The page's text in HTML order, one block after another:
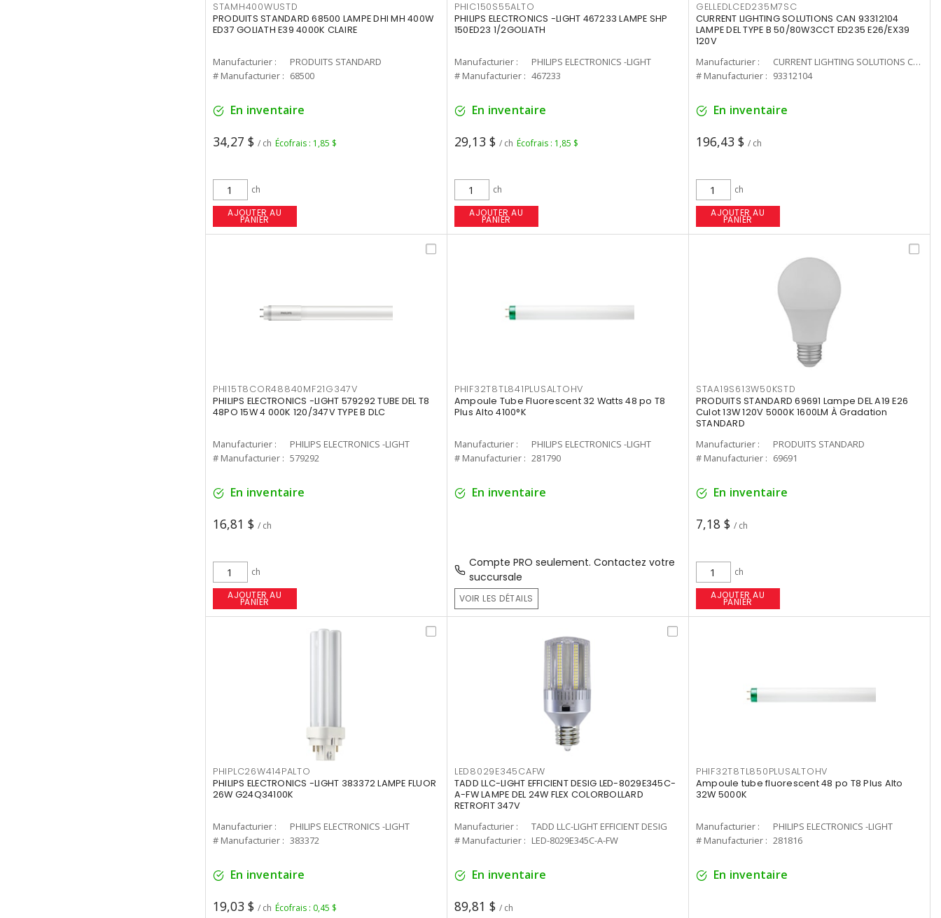
STAMH400WUSTD
PRODUITS STANDARD 68500 LAMPE DHI MH 400W
ED37 GOLIATH E39 4000K CLAIRE
Manufacturier :
PRODUITS STANDARD
# Manufacturier : 68500
En inventaire
34,27 $ / ch Écofrais : 1,85 $
ch
AJOUTER AU
PANIER
PHIC150S55ALTO
PHILIPS ELECTRONICS -LIGHT 467233 LAMPE SHP
150ED23 1/2GOLIATH
Manufacturier :
PHILIPS ELECTRONICS -LIGHT
# Manufacturier : 467233
En inventaire
29,13 $ / ch Écofrais : 1,85 $
ch
AJOUTER AU
PANIER
GELLEDLCED235M7SC
CURRENT LIGHTING SOLUTIONS CAN 93312104
LAMPE DEL TYPE B 50/80W3CCT ED235 E26/EX39
120V
Manufacturier :
CURRENT LIGHTING SOLUTIONS CAN
# Manufacturier : 93312104
En inventaire
196,43 $ / ch
ch
AJOUTER AU
PANIER
PHI15T8COR48840MF21G347V
PHILIPS ELECTRONICS -LIGHT 579292 TUBE DEL T8
48PO 15W 4 000K 120/347V TYPE B DLC
Manufacturier :
PHILIPS ELECTRONICS -LIGHT
# Manufacturier : 579292
En inventaire
16,81 $ / ch
ch
AJOUTER AU
PANIER
PHIF32T8TL841PLUSALTOHV
Ampoule Tube Fluorescent 32 Watts 48 po T8
Plus Alto 4100°K
Manufacturier :
PHILIPS ELECTRONICS -LIGHT
# Manufacturier : 281790
En inventaire
Compte PRO seulement. Contactez votre
succursale
VOIR LES DÉTAILS
STAA19S613W50KSTD
PRODUITS STANDARD 69691 Lampe DEL A19 E26
Culot 13W 120V 5000K 1600LM À Gradation
STANDARD
Manufacturier :
PRODUITS STANDARD
# Manufacturier : 69691
En inventaire
7,18 $ / ch
ch
AJOUTER AU
PANIER
PHIPLC26W414PALTO
PHILIPS ELECTRONICS -LIGHT 383372 LAMPE FLUOR
26W G24Q34100K
Manufacturier :
PHILIPS ELECTRONICS -LIGHT
# Manufacturier : 383372
En inventaire
19,03 $ / ch Écofrais : 0,45 $
LED8029E345CAFW
TADD LLC-LIGHT EFFICIENT DESIG LED-8029E345C-
A-FW LAMPE DEL 24W FLEX COLORBOLLARD
RETROFIT 347V
Manufacturier :
TADD LLC-LIGHT EFFICIENT DESIG
# Manufacturier : LED-8029E345C-A-FW
En inventaire
89,81 $ / ch
PHIF32T8TL850PLUSALTOHV
Ampoule tube fluorescent 48 po T8 Plus Alto
32W 5000K
Manufacturier :
PHILIPS ELECTRONICS -LIGHT
# Manufacturier : 281816
En inventaire